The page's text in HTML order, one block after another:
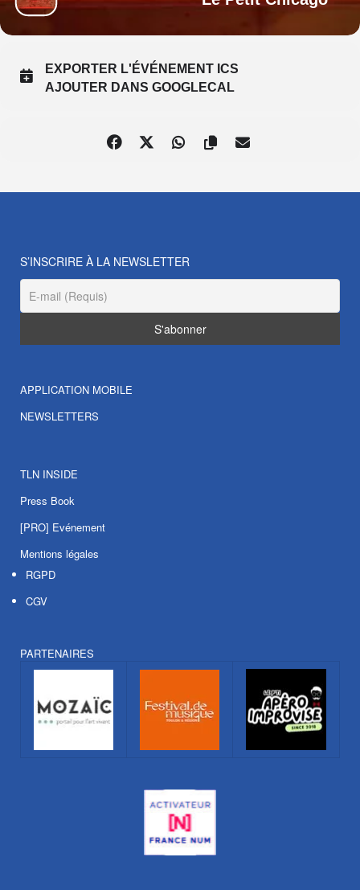
EXPORTER L'ÉVÉNEMENT ICS
AJOUTER DANS GOOGLECAL
S’INSCRIRE À LA NEWSLETTER
APPLICATION MOBILE
NEWSLETTERS
TLN INSIDE
Press Book
[PRO] Evénement
Mentions légales
RGPD
CGV
PARTENAIRES